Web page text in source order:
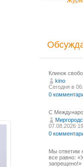
Клинок
kino
Сегодня в
0
С
07.08.2026
0
Мы ответим
все равно:
запрещено!»